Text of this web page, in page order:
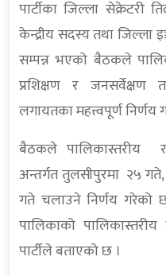
पार्टीका जिल्ला सेक्रेटरी
केन्द्रीय सदस्य तथा जिल्ला
सम्पन्न भएको बैठकले
प्रशिक्षण र
लगायतका महत्त्वपूर्ण निर्णय
बैठकले पालिकास्तरीय
अन्तर्गत तुलसीपुरमा २५
गते चलाउने निर्णय गरेको
पालिकाको
पार्टीले बताएको छ ।